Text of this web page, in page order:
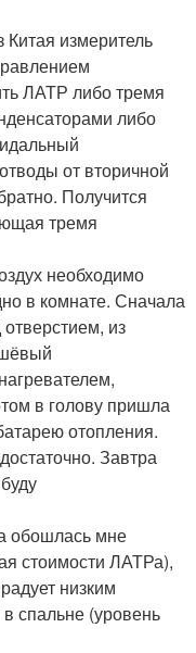
измеритель
ЛАТР либо тремя
либо
от вторичной
Получится
тремя
необходимо
в комнате. Сначала
из
в голову пришла
отопления.
Завтра
обошлась мне
стоимости ЛАТРа),
низким
спальне (уровень